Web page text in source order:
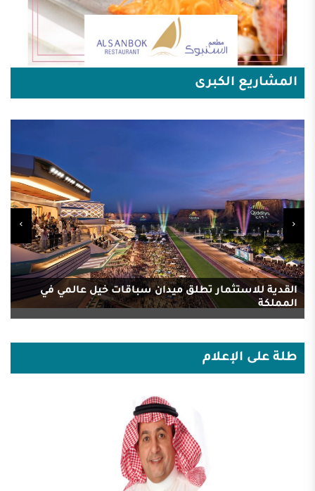
المشاريع الكبرى
القدية للاستثمار تطلق ميدان سباقات خيل عالمي في
المملكة
طلة على الإعلام